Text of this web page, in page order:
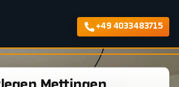
+49 4033483715